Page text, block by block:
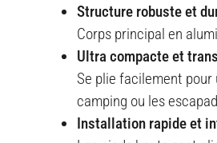
Structure robuste et
Corps principal en
Ultra compacte et
Se plie facilement
camping ou les
Installation rapide et